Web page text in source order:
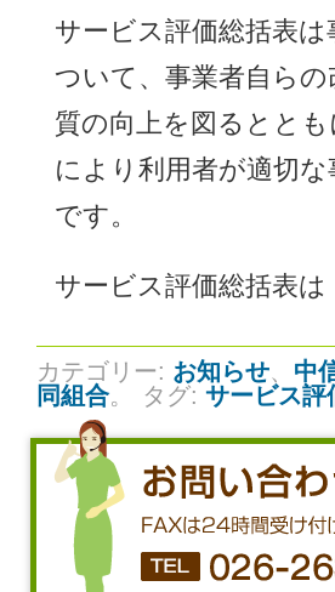
サービス評価総括表
ついて、事業者自ら
質の向上を図るとと
により利用者が適切
です。
サービス評価総括表
カテゴリー: お知らせ、 中
同組合。 タグ: サービス評